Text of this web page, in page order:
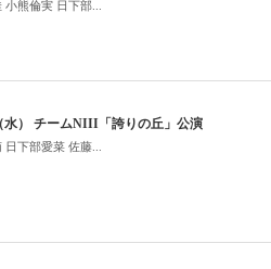
熊倫実 日下部...
水） チームNIII「誇りの丘」公演
下部愛菜 佐藤...